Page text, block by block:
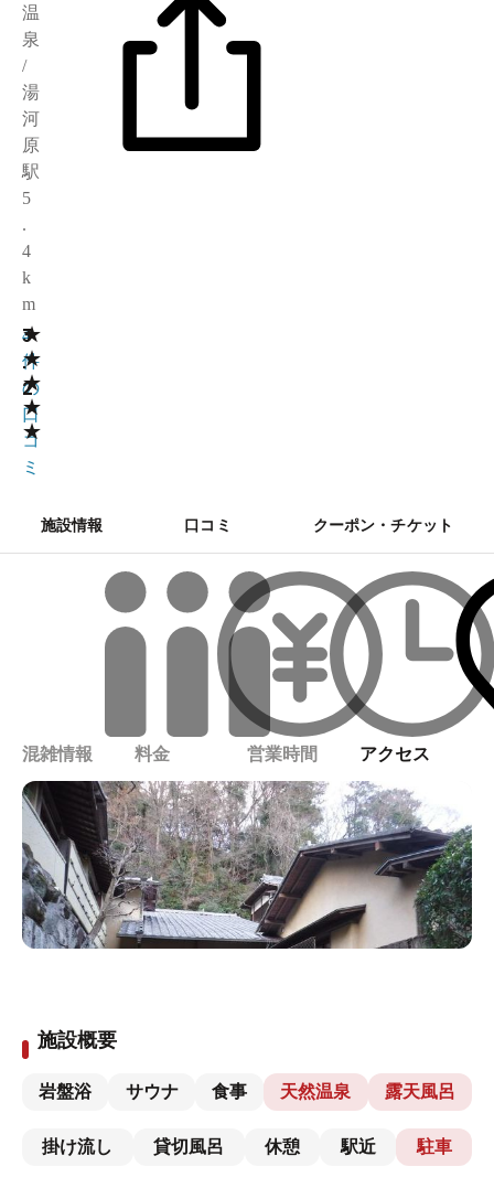
温
泉
/
湯
河
原
駅
5
.
4
k
m
★
★
★
★
★
3
.
2
4
件
の
口
コ
ミ
施設情報 口コミ クーポン・チケット
混雑情報 料金 営業時間 アクセス
施設概要
岩盤浴 サウナ 食事 天然温泉 露天風呂
掛け流し 貸切風呂 休憩 駅近 駐車